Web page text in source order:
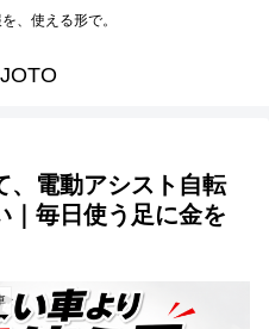
、使える形で。
、電動アシスト自転
｜毎日使う足に金を